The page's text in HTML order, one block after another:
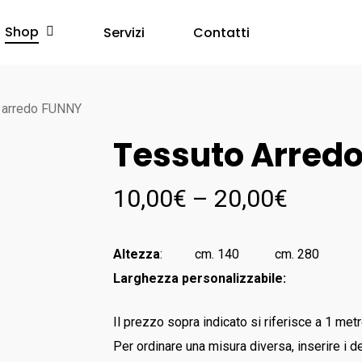
Shop Servizi Contatti
FUNNY
Tessuto
10,00€ – 20,00€
Altezza: cm. 140 cm. 280
Larghezza personalizzabile:
Il prezzo sopra indicato si riferisce a 1
Per ordinare una misura diversa, inserire i